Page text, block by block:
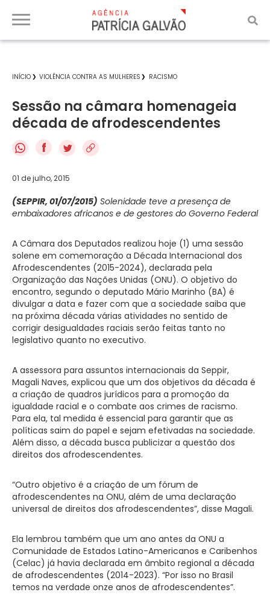
INÍCIO VIOLÊNCIA CONTRA AS MULHERES RACISMO
Sessão na câmara homenageia
década de afrodescendentes
f
01 de julho, 2015
(SEPPIR, 01/07/2015) Solenidade teve a presença de
embaixadores africanos e de gestores do Governo Federal
A Câmara dos Deputados realizou hoje (1) uma sessão
solene em comemoração a Década Internacional dos
Afrodescendentes (2015-2024), declarada pela
Organização das Nações Unidas (ONU). O objetivo do
encontro, segundo o deputado Mário Marinho (BA) é
divulgar a data e fazer com que a sociedade saiba que
na próxima década várias atividades no sentido de
corrigir desigualdades raciais serão feitas tanto no
legislativo quanto no executivo.
A assessora para assuntos internacionais da Seppir,
Magali Naves, explicou que um dos objetivos da década é
a criação de quadros jurídicos para a promoção da
igualdade racial e o combate aos crimes de racismo.
Para ela, tal medida é essencial para garantir que as
políticas saim do papel e sejam efetivadas na sociedade.
Além disso, a década busca publicizar a questão dos
direitos dos afrodescendentes.
“Outro objetivo é a criação de um fórum de
afrodescendentes na ONU, além de uma declaração
universal de direitos dos afrodescendentes”, disse Magali.
Ela lembrou também que um ano antes da ONU a
Comunidade de Estados Latino-Americanos e Caribenhos
(Celac) já havia declarada em âmbito regional a década
de afrodescendentes (2014-2023). “Por isso no Brasil
temos na verdade onze anos de afrodescendentes”.